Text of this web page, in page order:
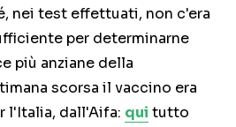
nei test effettuati, non c'era
per determinarne
più anziane della
scorsa il vaccino era
l'Italia, dall'Aifa: qui tutto